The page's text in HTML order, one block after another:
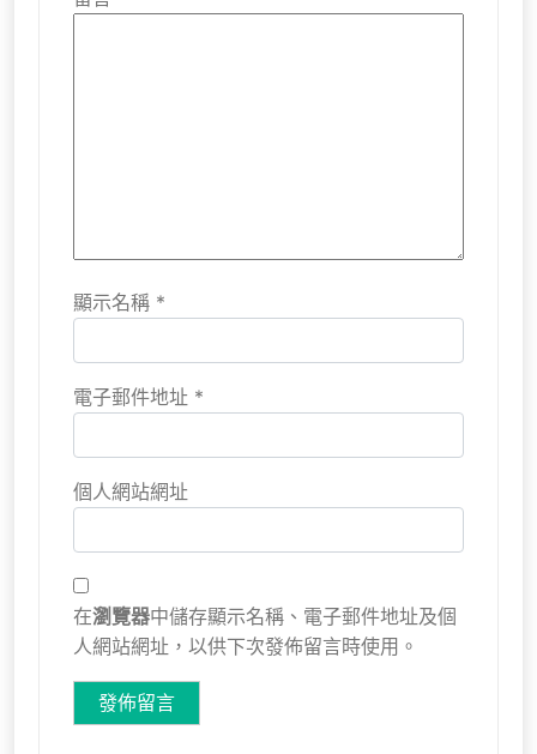
顯示名稱 *
電子郵件地址 *
個人網站網址
在瀏覽器中儲存顯示名稱、電子郵件地址及個
人網站網址，以供下次發佈留言時使用。